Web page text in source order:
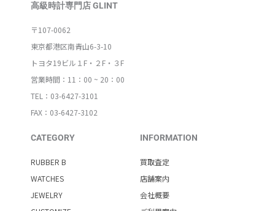
高級時計専門店 GLINT
〒107-0062
東京都港区南青山6-3-10
トヨタ19ビル１F・２F・３F
営業時間：11：00 ~ 20：00
TEL：03-6427-3101
FAX：03-6427-3102
CATEGORY
RUBBER B
WATCHES
JEWELRY
INFORMATION
買取査定
店舗案内
会社概要